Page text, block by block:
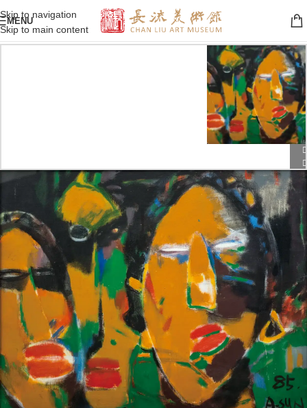
Skip to navigation
Skip to main content
MENU